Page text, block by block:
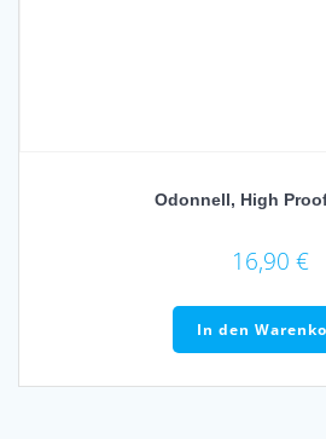
Odonnell, High
16,90 €
In den